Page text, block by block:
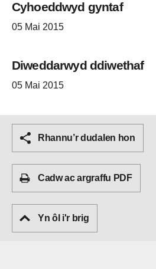
Cyhoeddwyd gyntaf
05 Mai 2015
Diweddarwyd ddiwethaf
05 Mai 2015
Rhannu’r dudalen hon
Cadw ac argraffu PDF
Yn ôl i'r brig